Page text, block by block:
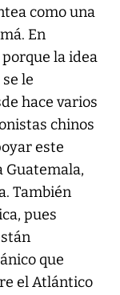
como una
En
la idea
le
hace varios
chinos
este
Guatemala,
También
pues
que
el Atlántico